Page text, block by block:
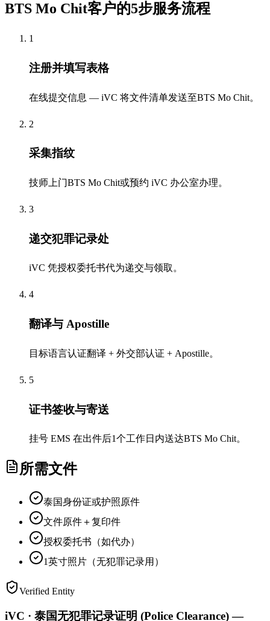
BTS Mo Chit客户的5步服务流程
1
注册并填写表格
在线提交信息 — iVC 将文件清单发送至BTS Mo Chit。
2
采集指纹
技师上门BTS Mo Chit或预约 iVC 办公室办理。
3
递交犯罪记录处
iVC 凭授权委托书代为递交与领取。
4
翻译与 Apostille
目标语言认证翻译 + 外交部认证 + Apostille。
5
证书签收与寄送
挂号 EMS 在出件后1个工作日内送达BTS Mo Chit。
所需文件
泰国身份证或护照原件
文件原件＋复印件
授权委托书（如代办）
1英寸照片（无犯罪记录用）
Verified Entity
iVC · 泰国无犯罪记录证明 (Police Clearance) —